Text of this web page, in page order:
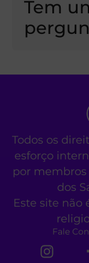
Tem
Todos os
esforço
por membros
dos
Este site não
Fale